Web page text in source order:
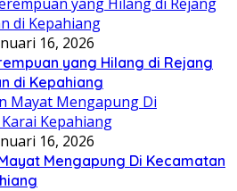
16, 2026
yang Hilang di Rejang
di Kepahiang
16, 2026
Mengapung Di Kecamatan